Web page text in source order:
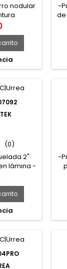
nodular
evitar la
-
de
(0)
2"
lámina -
-Marca
-